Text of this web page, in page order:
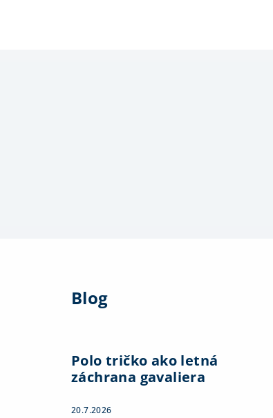
Blog
Polo tričko ako letná
záchrana gavaliera
20.7.2026